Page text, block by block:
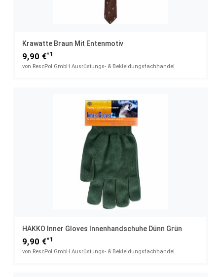
Krawatte Braun Mit Entenmotiv
9,90 €*1
von RescPol GmbH Ausrüstungs- & Bekleidungsfachhandel
HAKKO Inner Gloves Innenhandschuhe Dünn Grün
9,90 €*1
von RescPol GmbH Ausrüstungs- & Bekleidungsfachhandel